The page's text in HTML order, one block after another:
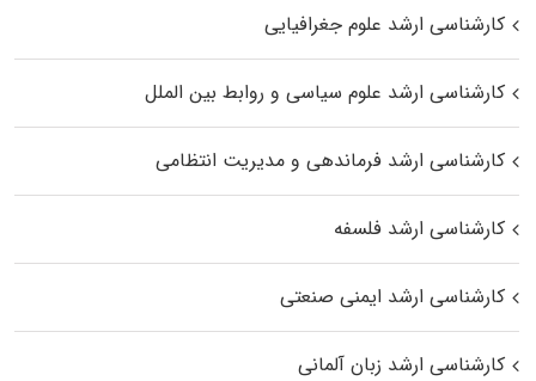
کارشناسی ارشد علوم جغرافیایی
کارشناسی ارشد علوم سیاسی و روابط بین الملل
کارشناسی ارشد فرماندهی و مدیریت انتظامی
کارشناسی ارشد فلسفه
کارشناسی ارشد ایمنی صنعتی
کارشناسی ارشد زبان آلمانی